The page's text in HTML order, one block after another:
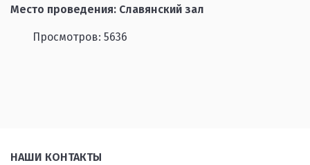
Место проведения: Славянский зал
Просмотров: 5636
НАШИ КОНТАКТЫ